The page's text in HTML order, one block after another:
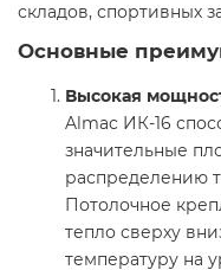
складов, спортивных
Основные
Высокая
Almac ИК-16
значительные
распределению
Потолочное
тепло сверху
температуру на